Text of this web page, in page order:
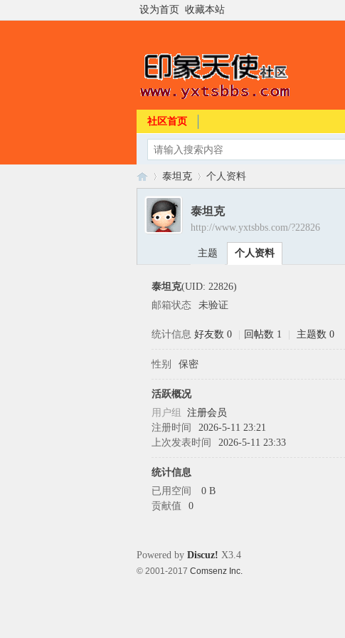
设为首页 收藏本站
社区首页
›
泰坦克 个人资料
泰坦克
http://www.yxtsbbs.com/?22826
主题 个人资料
泰坦克(UID: 22826)
邮箱状态
未验证
统计信息 好友数 0 回帖数 1 主题数 0
性别 保密
活跃概况
用户组 注册会员
注册时间
2026-5-11 23:21
上次发表时间
2026-5-11 23:33
统计信息
已用空间
0 B
贡献值
0
Powered by Discuz! X3.4
© 2001-2017 Comsenz Inc.